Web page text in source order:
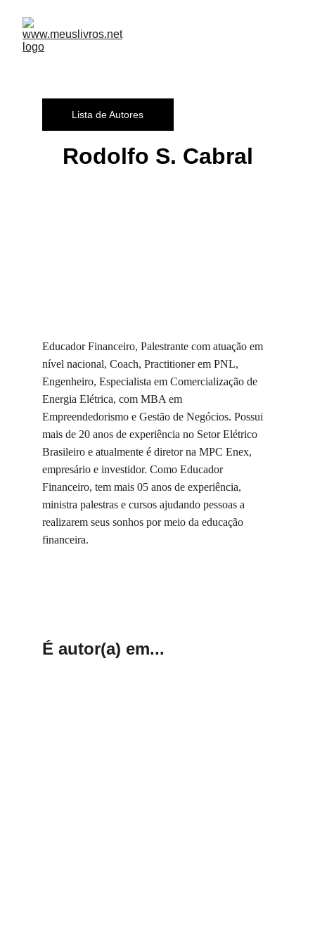
Lista de Autores
Rodolfo S. Cabral
Educador Financeiro, Palestrante com atuação em
nível nacional, Coach, Practitioner em PNL,
Engenheiro, Especialista em Co­mercialização de
Energia Elétrica, com MBA em
Empreendedorismo e Gestão de Negócios. Possui
mais de 20 anos de experiência no Setor Elétrico
Brasileiro e atualmente é diretor na MPC Enex,
empresário e investidor. Como Educador
Financeiro, tem mais 05 anos de experiência,
ministra palestras e cursos aju­dando pessoas a
realizarem seus sonhos por meio da educação
financeira.
É autor(a) em...